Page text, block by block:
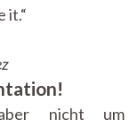
it.“
nicht um